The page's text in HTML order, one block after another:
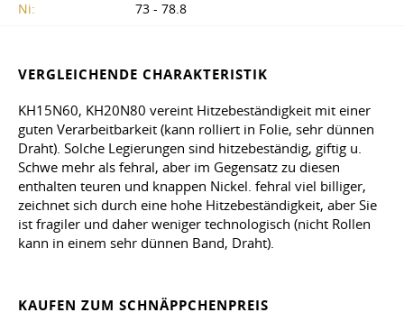
Ni:
73 - 78.8
VERGLEICHENDE CHARAKTERISTIK
KH15N60, KH20N80 vereint Hitzebeständigkeit mit einer
guten Verarbeitbarkeit (kann rolliert in Folie, sehr dünnen
Draht). Solche Legierungen sind hitzebeständig, giftig u.
Schwe mehr als fehral, aber im Gegensatz zu diesen
enthalten teuren und knappen Nickel. fehral viel billiger,
zeichnet sich durch eine hohe Hitzebeständigkeit, aber Sie
ist fragiler und daher weniger technologisch (nicht Rollen
kann in einem sehr dünnen Band, Draht).
KAUFEN ZUM SCHNÄPPCHENPREIS